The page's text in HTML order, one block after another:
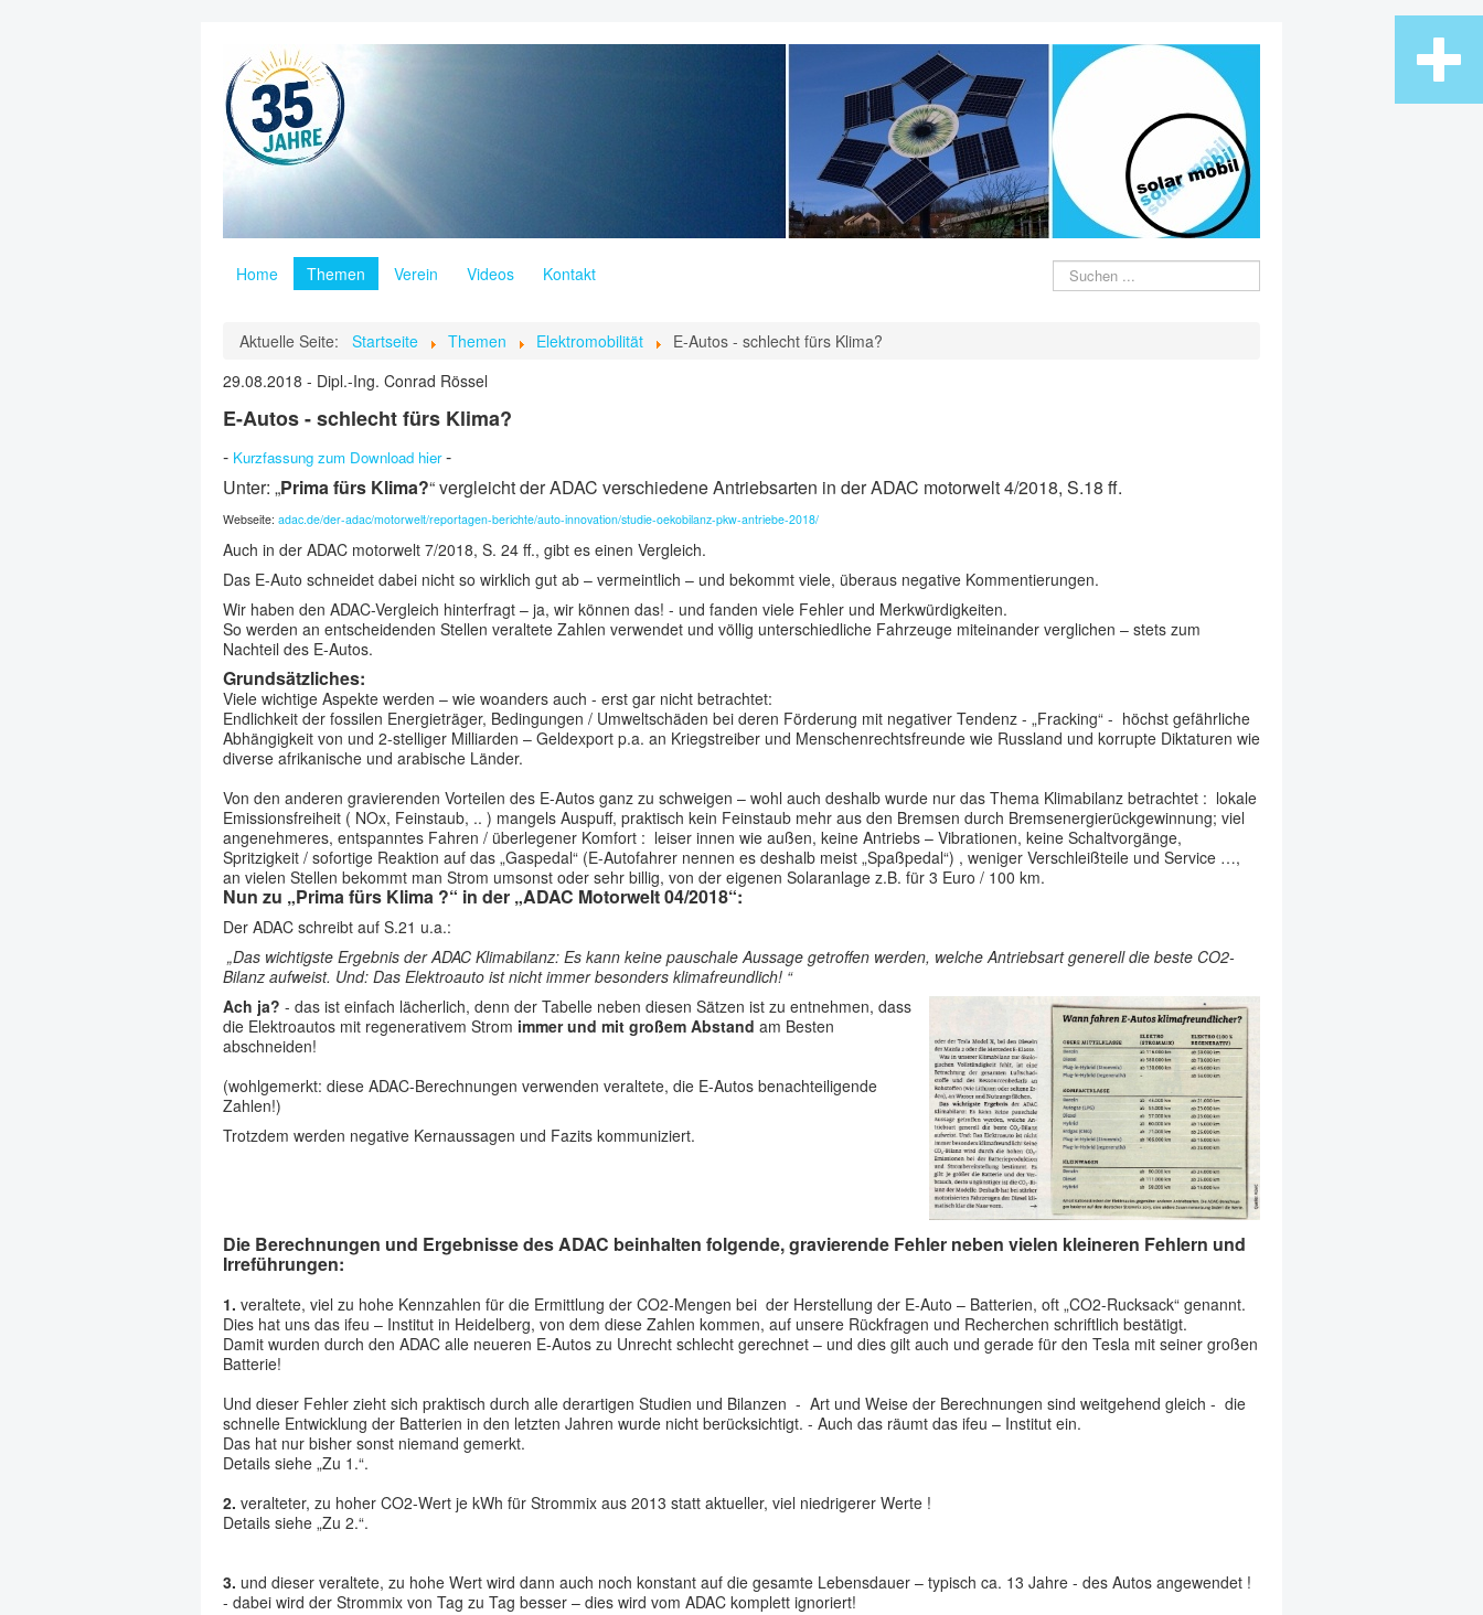
Home Themen Verein Videos Kontakt Suche
Aktuelle Seite: Startseite Themen Elektromobilität
E-Autos - schlecht fürs Klima?
29.08.2018 - Dipl.-Ing. Conrad Rössel
E-Autos -schlechtfürs Klima?
- Kurzfassung zum Download hier-
Unter: „Prima fürs Klima?“ vergleicht der ADAC verschiedene Antriebsarten in der ADAC motorwelt 4/2018, S.18 ff.
Webseite: adac.de/der-adac/motorwelt/reportagen-berichte/auto-innovation/studie-oekobilanz-pkw-antriebe-2018/
Auch in der ADAC motorwelt 7/2018, S. 24 ff., gibt es einen Vergleich.
Das E-Auto schneidet dabei nicht so wirklich gut ab – vermeintlich – und bekommt viele, überaus negative Kommentierungen.
Wir haben den ADAC-Vergleich hinterfragt – ja, wir können das! - und fanden viele Fehler und Merkwürdigkeiten.
So werden an entscheidenden Stellen veraltete Zahlen verwendet und völlig unterschiedliche Fahrzeuge miteinander verglichen – stets zum
Nachteil des E-Autos.
Grundsätzliches:
Viele wichtige Aspekte werden – wie woanders auch - erst gar nicht betrachtet:
Endlichkeit der fossilen Energieträger, Bedingungen / Umweltschäden bei deren Förderung mit negativer Tendenz - „Fracking“ - höchst gefährliche
Abhängigkeit von und 2-stelliger Milliarden – Geldexport p.a. an Kriegstreiber und Menschenrechtsfreunde wie Russland und korrupte Diktaturen wie
diverse afrikanische und arabische Länder.
Von den anderen gravierenden Vorteilen des E-Autos ganz zu schweigen – wohl auch deshalb wurde nur das Thema Klimabilanz betrachtet : lokale
Emissionsfreiheit ( NOx, Feinstaub, .. ) mangels Auspuff, praktisch kein Feinstaub mehr aus den Bremsen durch Bremsenergierückgewinnung; viel
angenehmeres, entspanntes Fahren / überlegener Komfort : leiser innen wie außen, keine Antriebs – Vibrationen, keine Schaltvorgänge,
Spritzigkeit / sofortige Reaktion auf das „Gaspedal“ (E-Autofahrer nennen es deshalb meist „Spaßpedal“) , weniger Verschleißteile und Service …,
an vielen Stellen bekommt man Strom umsonst oder sehr billig, von der eigenen Solaranlage z.B. für 3 Euro / 100 km.
Nun zu „Prima fürs Klima ?“ in der „ADAC Motorwelt 04/2018“:
Der ADAC schreibt auf S.21 u.a.:
„Das wichtigste Ergebnis der ADAC Klimabilanz: Es kann keine pauschale Aussage getroffen werden, welche Antriebsart generell die beste CO2-
Bilanz aufweist. Und: Das Elektroauto ist nicht immer besonders klimafreundlich! “
Ach ja? - das ist einfach lächerlich, denn der Tabelle neben diesen Sätzen ist zu entnehmen, dass
die Elektroautos mit regenerativem Strom immer und mit großem Abstand am Besten
abschneiden!
(wohlgemerkt: diese ADAC-Berechnungen verwenden veraltete, die E-Autos benachteiligende
Zahlen!)
Trotzdem werden negative Kernaussagen und Fazits kommuniziert.
Die Berechnungen und Ergebnisse des ADAC beinhalten folgende, gravierende Fehler neben vielen kleineren Fehlern und
Irreführungen:
1. veraltete, viel zu hohe Kennzahlen für die Ermittlung der CO2-Mengen bei der Herstellung der E-Auto – Batterien, oft „CO2-Rucksack“ genannt.
Dies hat uns das ifeu – Institut in Heidelberg, von dem diese Zahlen kommen, auf unsere Rückfragen und Recherchen schriftlich bestätigt.
Damit wurden durch den ADAC alle neueren E-Autos zu Unrecht schlecht gerechnet – und dies gilt auch und gerade für den Tesla mit seiner großen
Batterie!
Und dieser Fehler zieht sich praktisch durch alle derartigen Studien und Bilanzen - Art und Weise der Berechnungen sind weitgehend gleich - die
schnelle Entwicklung der Batterien in den letzten Jahren wurde nicht berücksichtigt. - Auch das räumt das ifeu – Institut ein.
Das hat nur bisher sonst niemand gemerkt.
Details siehe „Zu 1.“.
2. veralteter, zu hoher CO2-Wert je kWh für Strommix aus 2013 statt aktueller, viel niedrigerer Werte !
Details siehe „Zu 2.“.
3. und dieser veraltete, zu hohe Wert wird dann auch noch konstant auf die gesamte Lebensdauer – typisch ca. 13 Jahre - des Autos angewendet !
- dabei wird der Strommix von Tag zu Tag besser – dies wird vom ADAC komplett ignoriert!